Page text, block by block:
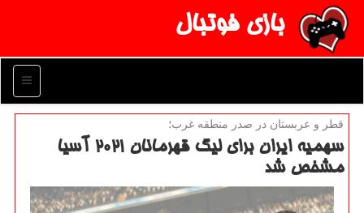
بازی فوتبال
منو
قطر و عربستان در صدر منطقه غرب؛
سهمیه ایران برای لیگ قهرمانان 2021 آسیا
مشخص شد